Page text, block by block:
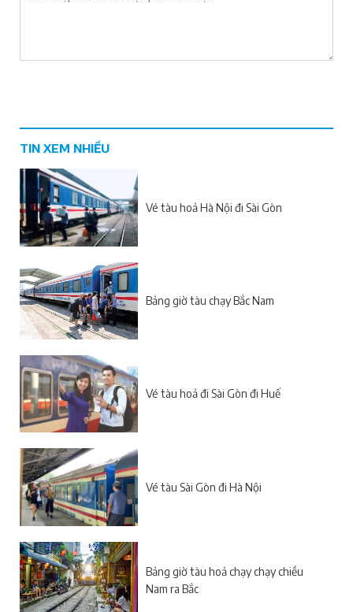
TIN XEM NHIỀU
Vé tàu hoả Hà Nội đi Sài Gòn
Bảng giờ tàu chạy Bắc Nam
Vé tàu hoả đi Sài Gòn đi Huế
Vé tàu Sài Gòn đi Hà Nội
Bảng giờ tàu hoả chạy chạy chiều
Nam ra Bắc